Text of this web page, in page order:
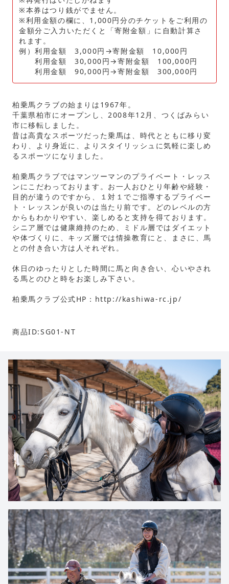
※本券はつり銭がでません。
※利用金額の欄に、1,000円分のチケットをご利用の
金額分ご入力いただくと「寄附金額」に自動計算さ
れます。
例）利用金額 3,000円→寄附金額 10,000円
利用金額 30,000円→寄附金額 100,000円
利用金額 90,000円→寄附金額 300,000円
柏乗馬クラブの始まりは1967年。
千葉県柏市にオープンし、2008年12月、つくばみらい
市に移転しました。
昔は高貴なスポーツだった乗馬は、時代とともに移り変
わり、より身近に、よりスタイリッシュに気軽に楽しめ
るスポーツになりました。
柏乗馬クラブではマンツーマンのプライベート・レッス
ンにこだわっております。お一人おひとり年齢や経験・
目的が違うのですから、１対１でご指導するプライベー
ト・レッスンが良いのは当たり前です。どのレベルの方
からもわかりやすい、楽しめると支持を得ております。
シニア層では健康維持のため、ミドル層ではダイエット
や体づくりに、キッズ層では情操教育にと、まさに、馬
との付き合い方は人それぞれ。
休日のゆったりとした時間に馬と向き合い、心いやされ
る馬とのひと時をお楽しみ下さい。
柏乗馬クラブ公式HP： http://kashiwa-rc.jp/
商品ID:SG01-NT